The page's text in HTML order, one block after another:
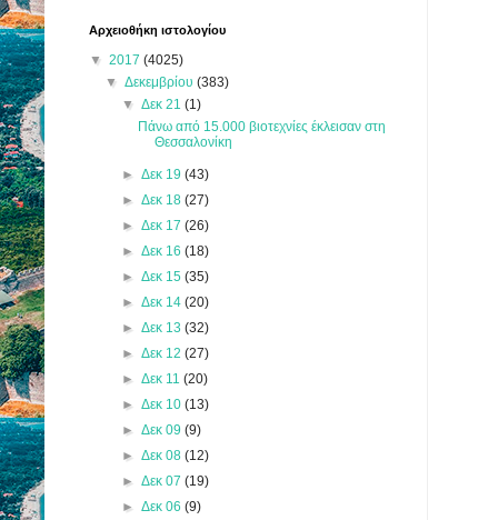
Αρχειοθήκη ιστολογίου
▼ 2017 (4025)
▼Δεκεμβρίου(383)
▼ Δεκ 21 (1)
Πάνω από 15.000 βιοτεχνίες έκλεισαν στη
Θεσσαλονίκη
► Δεκ 19 (43)
► Δεκ 18 (27)
► Δεκ 17 (26)
► Δεκ 16 (18)
► Δεκ 15 (35)
► Δεκ 14 (20)
► Δεκ 13 (32)
► Δεκ 12 (27)
► Δεκ 11 (20)
► Δεκ 10 (13)
► Δεκ 09 (9)
► Δεκ 08 (12)
► Δεκ 07 (19)
► Δεκ 06 (9)